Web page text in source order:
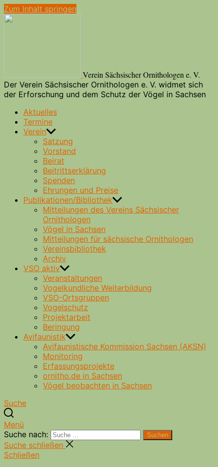
Zum Inhalt springen
Verein Sächsischer Ornithologen e. V.
Der Verein Sächsischer Ornithologen e. V. widmet sich
der Erforschung und dem Schutz der Vögel in Sachsen
Aktuelles
Termine
Verein
Satzung
Vorstand
Beirat
Beitrittserklärung
Spenden
Ehrungen und Preise
Publikationen/Bibliothek
Mitteilungen des Vereins Sächsischer
Ornithologen
Vögel in Sachsen
Mitteilungen für sächsische Ornithologen
Vereinsbibliothek
Archiv
VSO aktiv
Veranstaltungen
Vogelkundliche Weiterbildung
VSO-Ortsgruppen
Vogelschutz
Projektarbeit
Beringung
Avifaunistik
Avifaunistische Kommission Sachsen (AKSN)
Monitoring
Erfassungsprojekte
ornitho.de in Sachsen
Vögel beobachten in Sachsen
Suche
Menü
Suche nach:
Suchen
Suche schließen
Schließen